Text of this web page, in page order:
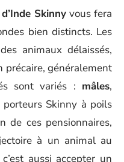
Skinny vous fera
bien distincts. Les
animaux délaissés,
précaire, généralement
sont variés : mâles,
porteurs Skinny à poils
de ces pensionnaires,
à un animal au
aussi accepter un